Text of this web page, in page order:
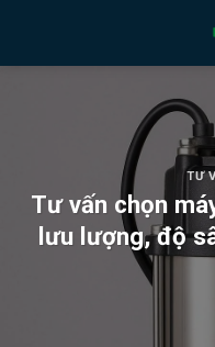
nội
TƯ
Tư vấn chọn
lưu lượng, độ